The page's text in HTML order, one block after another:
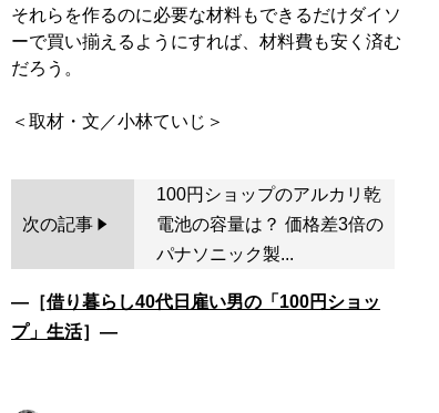
それらを作るのに必要な材料もできるだけダイソ
ーで買い揃えるようにすれば、材料費も安く済む
だろう。
次の記事
100円ショップのアルカリ乾
電池の容量は？ 価格差3倍の
パナソニック製...
―［借り暮らし40代日雇い男の「100円ショッ
プ」生活］―